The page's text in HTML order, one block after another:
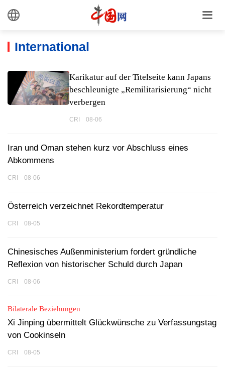
International
Karikatur auf der Titelseite kann Japans
beschleunigte „Remilitarisierung“ nicht
verbergen
CRI 08-06
Iran und Oman stehen kurz vor Abschluss eines
Abkommens
CRI 08-06
Österreich verzeichnet Rekordtemperatur
CRI 08-05
Chinesisches Außenministerium fordert gründliche
Reflexion von historischer Schuld durch Japan
CRI 08-06
Bilaterale Beziehungen
Xi Jinping übermittelt Glückwünsche zu Verfassungstag
von Cookinseln
CRI 08-05